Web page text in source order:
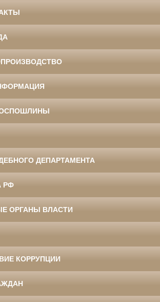
ДЕПАРТАМЕНТА
РФ
ОРГАНЫ ВЛАСТИ
КОРРУПЦИИ